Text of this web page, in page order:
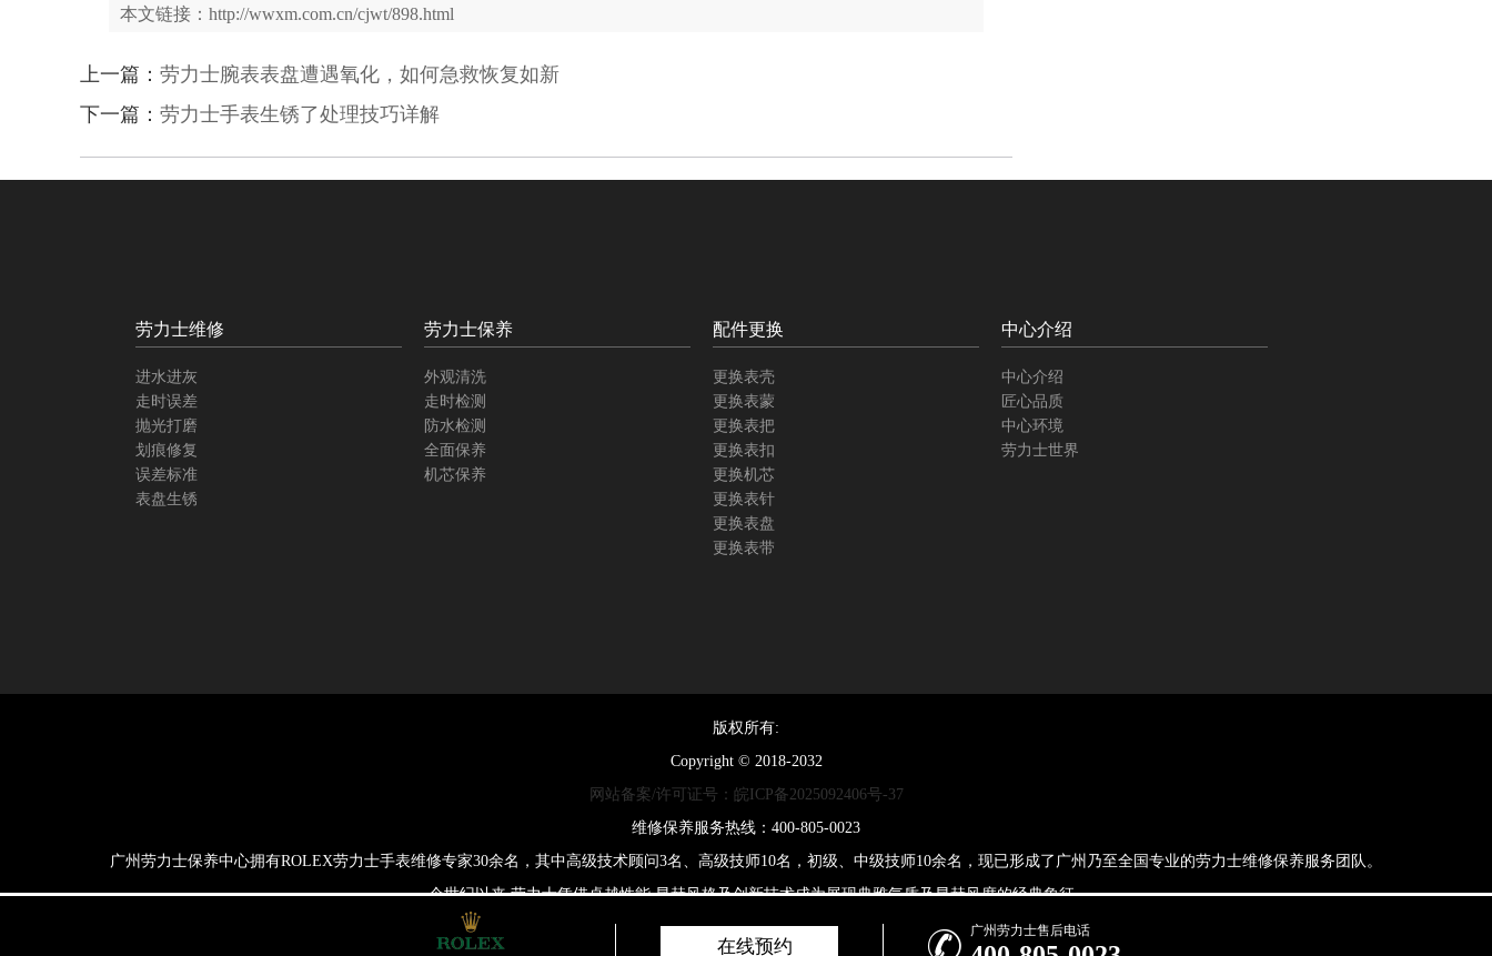
本文链接：http://wwxm.com.cn/cjwt/898.html
上一篇： 劳力士腕表表盘遭遇氧化，如何急救恢复如新
下一篇： 劳力士手表生锈了处理技巧详解
劳力士维修
进水进灰
走时误差
抛光打磨
划痕修复
误差标准
表盘生锈
劳力士保养
外观清洗
走时检测
防水检测
全面保养
机芯保养
配件更换
更换表壳
更换表蒙
更换表把
更换表扣
更换机芯
更换表针
更换表盘
更换表带
中心介绍
中心介绍
匠心品质
中心环境
劳力士世界
版权所有:
Copyright © 2018-2032
网站备案/许可证号：皖ICP备2025092406号-37
维修保养服务热线：400-805-0023
广州劳力士保养中心拥有ROLEX劳力士手表维修专家30余名，其中高级技术顾问3名、高级技师10名，初级、中级技师10余名，现已形成了广州乃至全国专业的劳力士维修保养服务团队。
一个世纪以来,劳力士凭借卓越性能,显赫风格及创新技术成为展现典雅气质及显赫风度的经典象征.
在线预约  广州劳力士售后电话